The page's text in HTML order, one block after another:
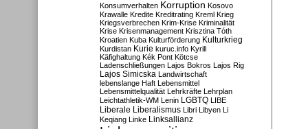
Konsumverhalten Korruption Kosovo
Krawalle Kredite Kreditrating Kreml Krieg
Kriegsverbrechen Krim-Krise Kriminalität
Krise Krisenmanagement Krisztina Tóth
Kroatien Kuba Kulturförderung Kulturkrieg
Kurdistan Kurie kuruc.info Kyrill
Käfighaltung Kék Pont Kötcse
Ladenschließungen Lajos Bokros Lajos Rig
Lajos Simicska Landwirtschaft
lebenslange Haft Lebensmittel
Lebensmittelqualität Lehrkräfte Lehrplan
Leichtathletik-WM Lenin LGBTQ LIBE
Liberale Liberalismus Libri Libyen Li
Keqiang Linke Linksallianz